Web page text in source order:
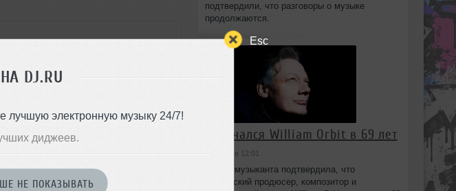
Esc
DJ.RU
электронную музыку 24/7!
диджеев.
НЕ ПОКАЗЫВАТЬ
Стили:
Записан: 30 июня 2026
подтвердили, что разговоры о музыке
продолжаются.
Скончался William Orbit в 69 лет
сегодня в 12:01
Семья музыканта подтвердила, что
британский продюсер, композитор и